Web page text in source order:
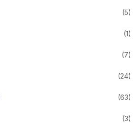
(5)
(1)
(7)
(24)
(63)
(3)